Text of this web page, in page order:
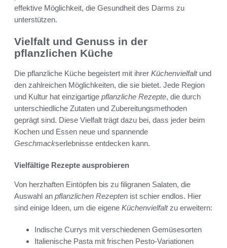
effektive Möglichkeit, die Gesundheit des Darms zu
unterstützen.
Vielfalt und Genuss in der
pflanzlichen Küche
Die pflanzliche Küche begeistert mit ihrer Küchenvielfaltund
den zahlreichen Möglichkeiten, die sie bietet. Jede Region
und Kultur hat einzigartige pflanzliche Rezepte, die durch
unterschiedliche Zutaten und Zubereitungsmethoden
geprägt sind. Diese Vielfalt trägt dazu bei, dass jeder beim
Kochen und Essen neue und spannende
Geschmackserlebnisse entdecken kann.
Vielfältige Rezepte ausprobieren
Von herzhaften Eintöpfen bis zu filigranen Salaten, die
Auswahl an pflanzlichen Rezepten ist schier endlos. Hier
sind einige Ideen, um die eigene Küchenvielfaltzu erweitern:
Indische Currys mit verschiedenen Gemüsesorten
Italienische Pasta mit frischen Pesto-Variationen